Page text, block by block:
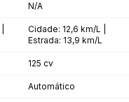
N/A
Cidade: 12,6 km/L |
Estrada: 13,9 km/L
125 cv
Automático